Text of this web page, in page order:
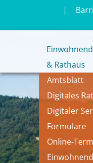
|
& Rathaus
Amtsblatt
Digitales
Digitaler
Formulare
Online-